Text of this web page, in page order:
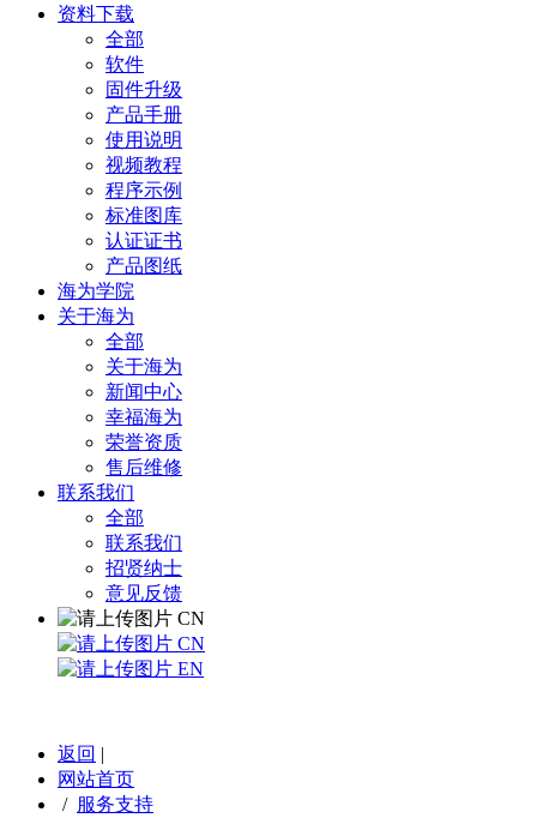
资料下载
全部
软件
固件升级
产品手册
使用说明
视频教程
程序示例
标准图库
认证证书
产品图纸
海为学院
关于海为
全部
关于海为
新闻中心
幸福海为
荣誉资质
售后维修
联系我们
全部
联系我们
招贤纳士
意见反馈
CN
CN
EN
返回 |
网站首页
/ 服务支持